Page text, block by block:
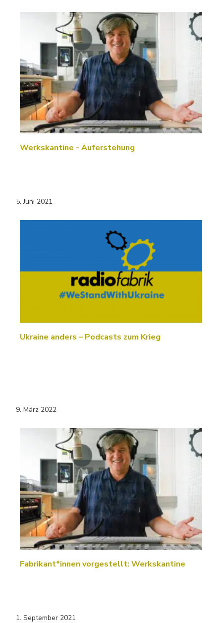
Werkskantine - Auferstehung
5. Juni 2021
Ukraine anders – Podcasts zum Krieg
9. März 2022
Fabrikant*innen vorgestellt: Werkskantine
1. September 2021